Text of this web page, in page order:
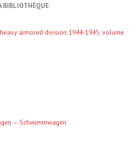
BIBLIOTHÈQUE
armored division 1944-1945, volume
– Schwimmwagen